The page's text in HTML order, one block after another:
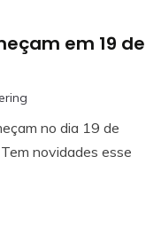
em 19 de
no dia 19 de
novidades esse